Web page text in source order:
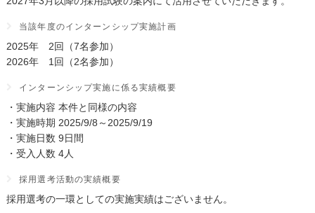
当該年度のインターンシップ実施計画
2025年 2回（7名参加）
2026年 1回（2名参加）
インターンシップ実施に係る実績概要
・実施内容 本件と同様の内容
・実施時期 2025/9/8～2025/9/19
・実施日数 9日間
・受入人数 4人
採用選考活動の実績概要
採用選考の一環としての実施実績はございません。